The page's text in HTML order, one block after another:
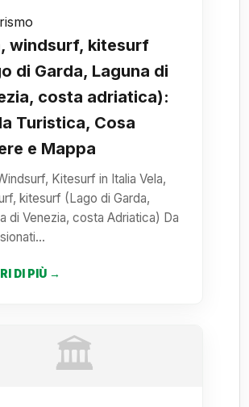
windsurf, kitesurf
di Garda, Laguna di
costa adriatica):
Turistica, Cosa
e Mappa
Kitesurf in Italia Vela,
kitesurf (Lago di Garda,
di Venezia, costa Adriatica) Da
DI PIÙ →
🏛️